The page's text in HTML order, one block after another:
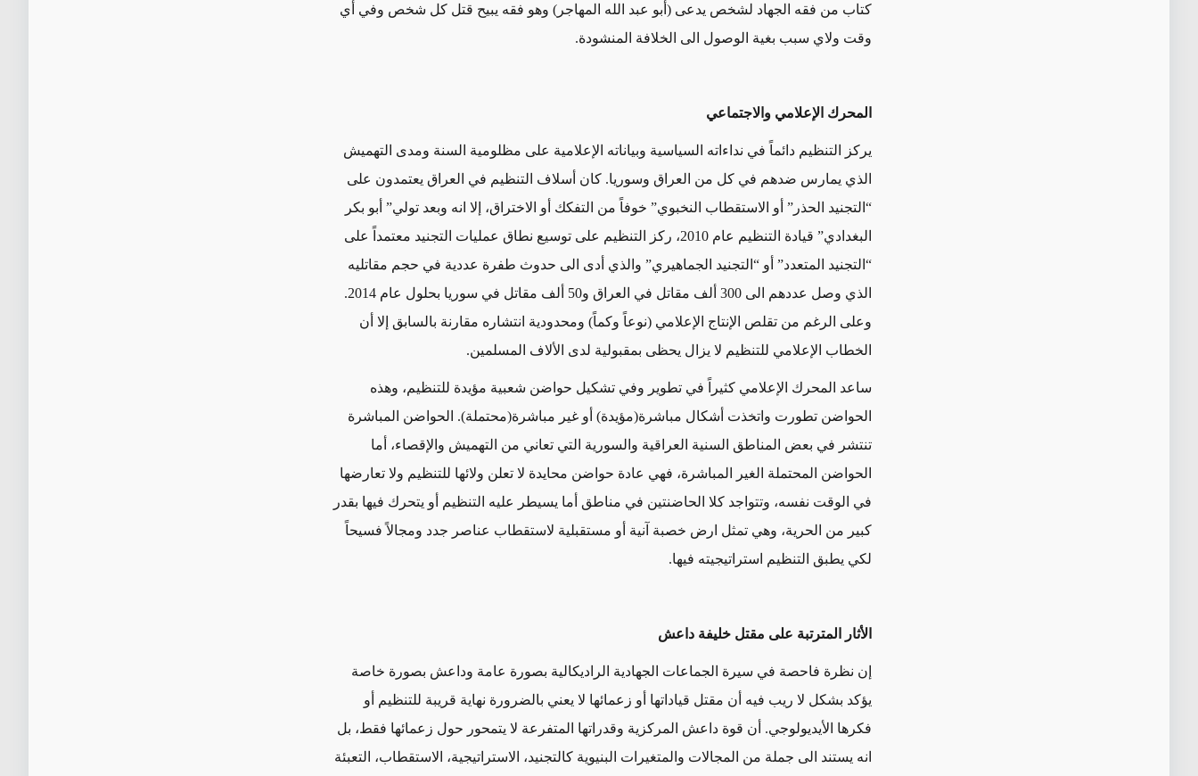
كتاب من فقه الجهاد لشخص يدعى (أبو عبد الله المهاجر) وهو فقه يبيح قتل كل شخص وفي أي
وقت ولاي سبب بغية الوصول الى الخلافة المنشودة.
المحرك الإعلامي والاجتماعي
يركز التنظيم دائماً في نداءاته السياسية وبياناته الإعلامية على مظلومية السنة ومدى التهميش
الذي يمارس ضدهم في كل من العراق وسوريا. كان أسلاف التنظيم في العراق يعتمدون على
“التجنيد الحذر” أو الاستقطاب النخبوي” خوفاً من التفكك أو الاختراق، إلا انه وبعد تولي” أبو بكر
البغدادي” قيادة التنظيم عام 2010، ركز التنظيم على توسيع نطاق عمليات التجنيد معتمداً على
“التجنيد المتعدد” أو “التجنيد الجماهيري” والذي أدى الى حدوث طفرة عددية في حجم مقاتليه
الذي وصل عددهم الى 300 ألف مقاتل في العراق و50 ألف مقاتل في سوريا بحلول عام 2014.
وعلى الرغم من تقلص الإنتاج الإعلامي (نوعاً وكماً) ومحدودية انتشاره مقارنة بالسابق إلا أن
الخطاب الإعلامي للتنظيم لا يزال يحظى بمقبولية لدى الألاف المسلمين.
ساعد المحرك الإعلامي كثيراً في تطوير وفي تشكيل حواضن شعبية مؤيدة للتنظيم، وهذه
الحواضن تطورت واتخذت أشكال مباشرة(مؤيدة) أو غير مباشرة(محتملة). الحواضن المباشرة
تنتشر في بعض المناطق السنية العراقية والسورية التي تعاني من التهميش والإقصاء، أما
الحواضن المحتملة الغير المباشرة، فهي عادة حواضن محايدة لا تعلن ولائها للتنظيم ولا تعارضها
في الوقت نفسه، وتتواجد كلا الحاضنتين في مناطق أما يسيطر عليه التنظيم أو يتحرك فيها بقدر
كبير من الحرية، وهي تمثل ارض خصبة آنية أو مستقبلية لاستقطاب عناصر جدد ومجالاً فسيحاً
لكي يطبق التنظيم استراتيجيته فيها.
الأثار المترتبة على مقتل خليفة داعش
إن نظرة فاحصة في سيرة الجماعات الجهادية الراديكالية بصورة عامة وداعش بصورة خاصة
يؤكد بشكل لا ريب فيه أن مقتل قياداتها أو زعمائها لا يعني بالضرورة نهاية قريبة للتنظيم أو
فكرها الأيديولوجي. أن قوة داعش المركزية وقدراتها المتفرعة لا يتمحور حول زعمائها فقط، بل
انه يستند الى جملة من المجالات والمتغيرات البنيوية كالتجنيد، الاستراتيجية، الاستقطاب، التعبئة